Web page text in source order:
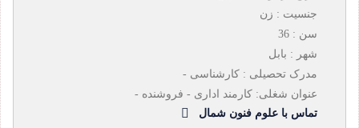
جنسیت : زن
سن : 36
شهر : بابل
مدرک تحصیلی : کارشناسی -
عنوان شغلی: کارمند اداری - فروشنده -
تماس با علوم فنون شمال